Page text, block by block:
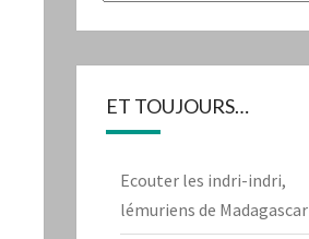
ET TOUJOURS…
Ecouter les indri-indri,
lémuriens de Madagascar